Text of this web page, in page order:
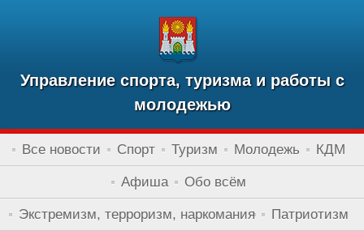
Управление спорта, туризма и работы с
молодежью
Все новости Спорт Туризм Молодежь КДМ
Афиша Обо всём
Экстремизм, терроризм, наркомания Патриотизм